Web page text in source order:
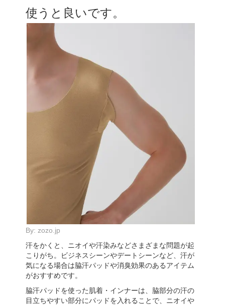
使うと良いです。
By: zozo.jp
汗をかくと、ニオイや汗染みなどさまざまな問題が起
こりがち。ビジネスシーンやデートシーンなど、汗が
気になる場合は脇汗パッドや消臭効果のあるアイテム
がおすすめです。
脇汗パッドを使った肌着・インナーは、脇部分の汗の
目立ちやすい部分にパッドを入れることで、ニオイや